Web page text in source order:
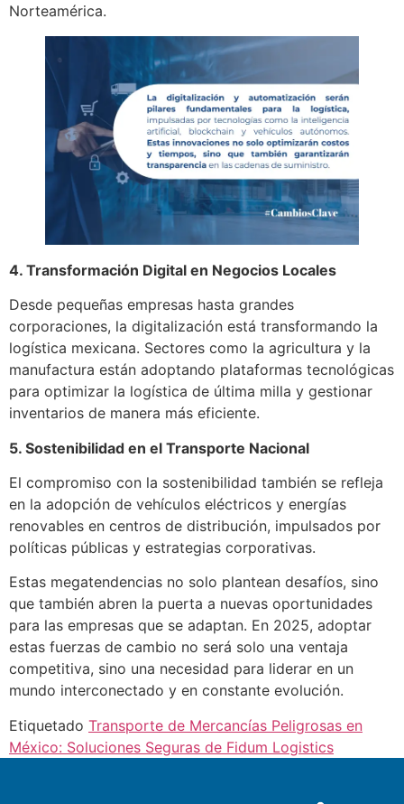
Norteamérica.
4. Transformación Digital en Negocios Locales
Desde pequeñas empresas hasta grandes
corporaciones, la digitalización está transformando la
logística mexicana. Sectores como la agricultura y la
manufactura están adoptando plataformas tecnológicas
para optimizar la logística de última milla y gestionar
inventarios de manera más eficiente.
5. Sostenibilidad en el Transporte Nacional
El compromiso con la sostenibilidad también se refleja
en la adopción de vehículos eléctricos y energías
renovables en centros de distribución, impulsados por
políticas públicas y estrategias corporativas.
Estas megatendencias no solo plantean desafíos, sino
que también abren la puerta a nuevas oportunidades
para las empresas que se adaptan. En 2025, adoptar
estas fuerzas de cambio no será solo una ventaja
competitiva, sino una necesidad para liderar en un
mundo interconectado y en constante evolución.
Etiquetado Transporte de Mercancías Peligrosas en
México: Soluciones Seguras de Fidum Logistics